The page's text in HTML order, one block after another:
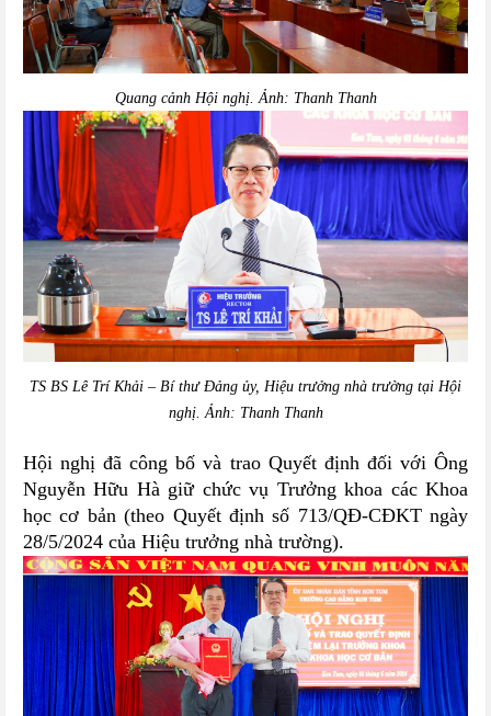
Quang cảnh Hội nghị. Ảnh: Thanh Thanh
TS BS Lê Trí Khải – Bí thư Đảng ủy, Hiệu trưởng nhà trường tại Hội
nghị. Ảnh: Thanh Thanh
Hội nghị đã công bố và trao Quyết định đối với Ông
Nguyễn Hữu Hà giữ chức vụ Trưởng khoa các Khoa
học cơ bản (theo Quyết định số 713/QĐ-CĐKT ngày
28/5/2024 của Hiệu trưởng nhà trường).